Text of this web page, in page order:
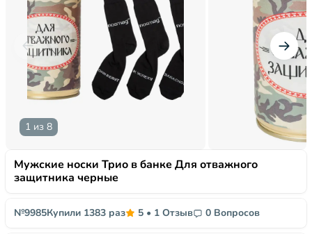
1 из 8
Мужские носки Трио в банке Для отважного
защитника черные
№9985Купили 1383 раз 5 • 1 Отзыв 0 Вопросов